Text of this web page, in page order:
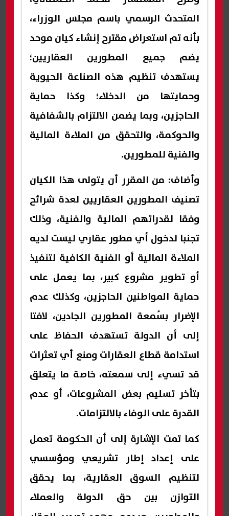
المتحدث الرسمي باسم مجلس الوزراء،
بأنه تم استعراض مقترح إنشاء كيان موحد
يضم جميع المطورين العقاريين؛
يستهدف تنظيم هذه الصناعة الحيوية
وحمايتها من الدخلاء؛ وكذا حماية
الحاجزين، وبما يضمن الالتزام بالشفافية
والحوكمة، والتحقق من الملاءة المالية
والفنية للمطورين.
وأضاف: من المقرر أن يتولى هذا الكيان
تصنيف المطورين العقاريين لعدة شرائح
وفقا لقدراتهم المالية والفنية، وذلك
تجنبا لدخول أي مطور عقاري ليست لديه
الملاءة المالية أو الفنية الكافية لتنفيذ
أو تطوير مشروع كبير، بما يعمل على
حماية المواطنين الحاجزين، وكذلك عدم
الإضرار بسُمعة المطورين الجادين، لافتا
إلى أن الدولة تستهدف الحفاظ على
استدامة قطاع العقارات ومنع أي تعثرات
قد تسيء إلى سمعته، خاصة ما يتعلق
بتأخر تسليم بعض المشروعات، أو عدم
القدرة على الوفاء بالالتزامات.
كما تمت الإشارة إلى أن الحكومة تعمل
على إعداد إطار تشريعي ومؤسسي
لتنظيم السوق العقارية، بما يحقق
التوازن بين حق الدولة والعملاء